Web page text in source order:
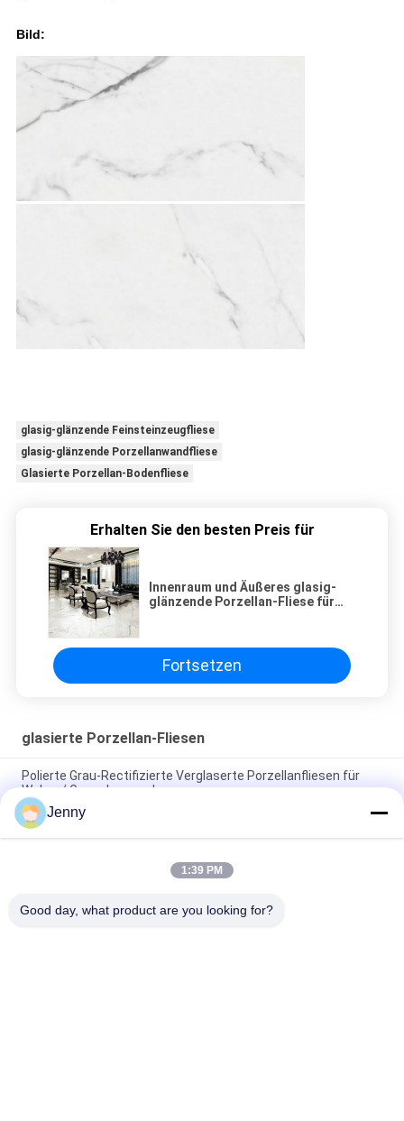
Bild:
glasig-glänzende Feinsteinzeugfliese
glasig-glänzende Porzellanwandfliese
Glasierte Porzellan-Bodenfliese
Erhalten Sie den besten Preis für
Innenraum und Äußeres glasig-
glänzende Porzellan-Fliese für
Fortsetzen
glasierte Porzellan-Fliesen
Polierte Grau-Rectifizierte Verglaserte Porzellanfliesen für
Wohn- / Gewerbezwecke
Glanzverglasete, gerechte Porzellanfliesen mit polierten
Oberflächen mit geringer Wasserabsorption PEI 4
Weiße Glasfliesen Maschine Vollkörper Porzellanfliesen Matte
Jenny
1:39 PM
Good day, what product are you looking for?